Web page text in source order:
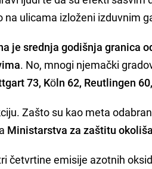
ulicama izloženi izduvnim
je srednja godišnja granica
. No, mnogi njemački
73, Köln 62, Reutlingen
Zašto su kao meta
Ministarstva za zaštitu
četvrtine emisije azotnih